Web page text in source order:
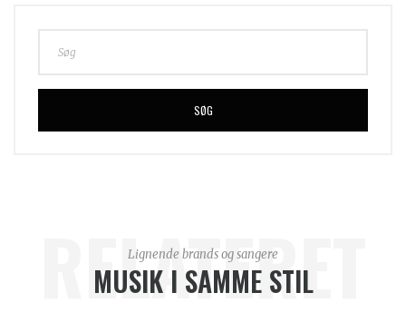
SØG
RELATERET
Lignende brands og sangere
MUSIK I SAMME STIL